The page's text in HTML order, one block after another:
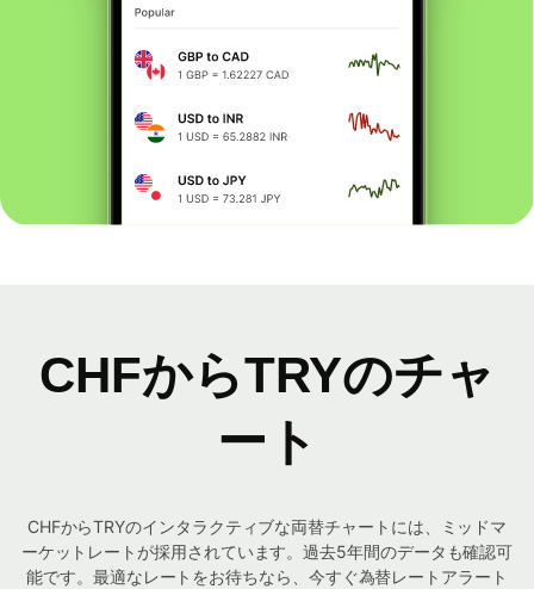
CHFからTRYのチャ
ート
CHFからTRYのインタラクティブな両替チャートには、ミッドマ
ーケットレートが採用されています。過去5年間のデータも確認可
能です。最適なレートをお待ちなら、今すぐ為替レートアラート